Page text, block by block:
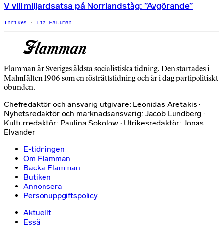
V vill miljardsatsa på Norrlandståg: ”Avgörande”
Inrikes Liz Fällman
Flamman är Sveriges äldsta socialistiska tidning. Den startades i
Malmfälten 1906 som en rösträttstidning och är i dag partipolitiskt
obunden.
Chefredaktör och ansvarig utgivare: Leonidas Aretakis ·
Nyhetsredaktör och marknadsansvarig: Jacob Lundberg ·
Kulturredaktör: Paulina Sokolow · Utrikesredaktör: Jonas
Elvander
E-tidningen
Om Flamman
Backa Flamman
Butiken
Annonsera
Personuppgiftspolicy
Aktuellt
Essä